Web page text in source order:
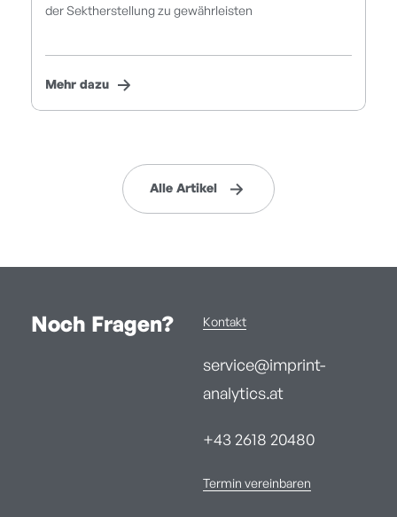
der Sektherstellung zu gewährleisten
Mehr dazu
Alle Artikel
Noch Fragen? Kontakt
service@imprint-
analytics.at
+43 2618 20480
Termin vereinbaren